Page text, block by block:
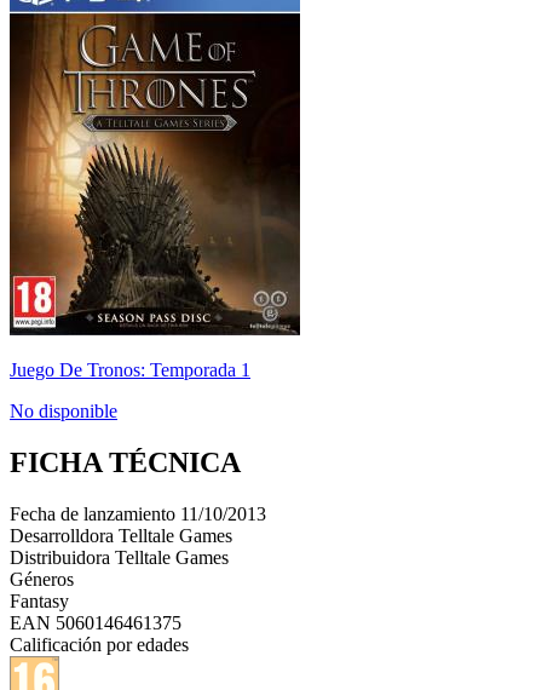
Juego De Tronos: Temporada 1
No disponible
FICHA TÉCNICA
Fecha de lanzamiento 11/10/2013
Desarrolldora Telltale Games
Distribuidora Telltale Games
Géneros
Fantasy
EAN 5060146461375
Calificación por edades